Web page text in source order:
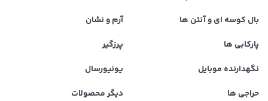
بال کوسه ای و آنتن ها
آرم و نشان
پارکابی ها
پرزگیر
نگهدارنده موبایل
یونیورسال
حراجی ها
دیگر محصولات